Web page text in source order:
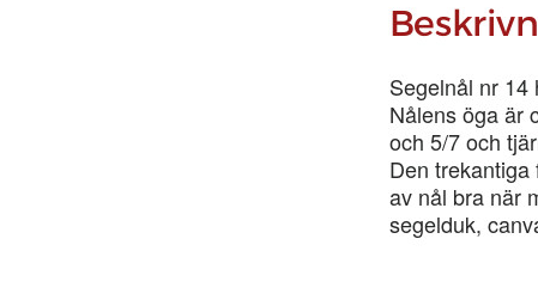
Segelnål nr 14
Nålens öga är
och 5/7 och
Den trekantiga
av nål bra när
segelduk,